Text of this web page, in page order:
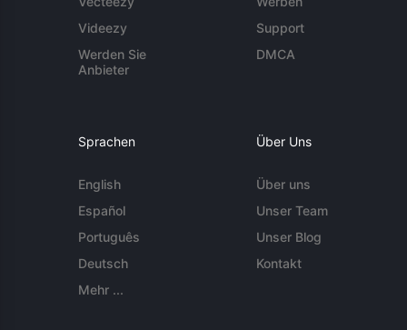
Videezy
Werden Sie
Anbieter
Support
DMCA
Sprachen
English
Español
Português
Deutsch
Mehr ...
Über Uns
Über uns
Unser Team
Unser Blog
Kontakt